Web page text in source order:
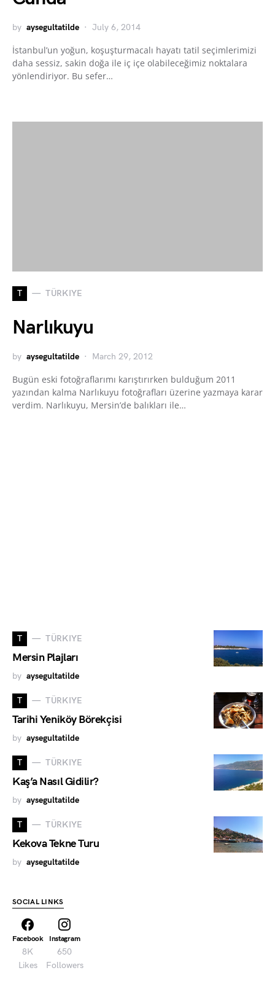
by aysegultatilde July 6, 2014
İstanbul’un yoğun, koşuşturmacalı hayatı tatil seçimlerimizi
daha sessiz, sakin doğa ile iç içe olabileceğimiz noktalara
yönlendiriyor. Bu sefer…
T TÜRKIYE
Narlıkuyu
by aysegultatilde March 29, 2012
Bugün eski fotoğraflarımı karıştırırken bulduğum 2011
yazından kalma Narlıkuyu fotoğrafları üzerine yazmaya karar
verdim. Narlıkuyu, Mersin’de balıkları ile…
T TÜRKIYE
Mersin Plajları
by aysegultatilde
T TÜRKIYE
Tarihi Yeniköy Börekçisi
by aysegultatilde
T TÜRKIYE
Kaş’a Nasıl Gidilir?
by aysegultatilde
T TÜRKIYE
Kekova Tekne Turu
by aysegultatilde
SOCIAL LINKS
Facebook
8K
Likes
Instagram
650
Followers